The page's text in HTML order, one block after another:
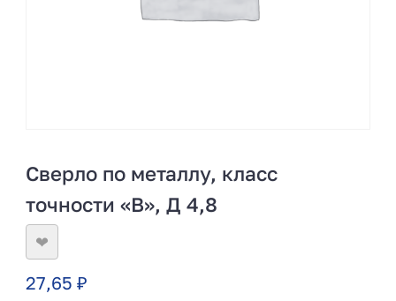
Сверло по металлу, класс
точности «В», Д 4,8
❤
27,65 ₽